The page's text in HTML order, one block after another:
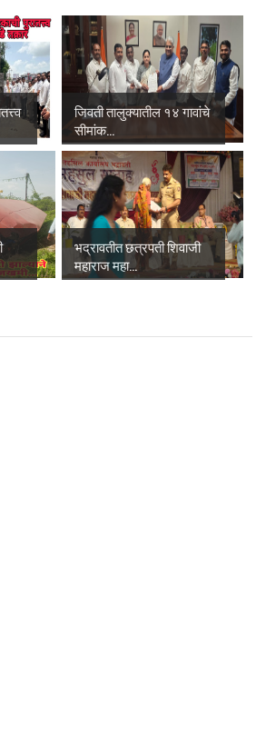
जिवती तालुक्यातील १४ गावांचे
सीमांक...
भद्रावतीत छत्रपती शिवाजी
महाराज महा...